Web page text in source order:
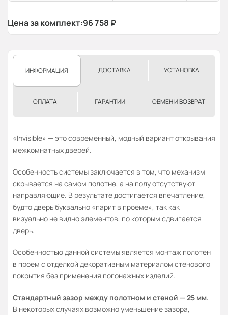
Цена за комплект:96 758 ₽
ИНФОРМАЦИЯ ДОСТАВКА УСТАНОВКА
ОПЛАТА ГАРАНТИИ ОБМЕН И ВОЗВРАТ
«Invisible» — это современный, модный вариант открывания
межкомнатных дверей.
Особенность системы заключается в том, что механизм
скрывается на самом полотне, а на полу отсутствуют
направляющие. В результате достигается впечатление,
будто дверь буквально «парит в проеме», так как
визуально не видно элементов, по которым сдвигается
дверь.
Особенностью данной системы является монтаж полотен
в проем с отделкой декоративным материалом стенового
покрытия без применения погонажных изделий.
Стандартный зазор между полотном и стеной — 25 мм.
В некоторых случаях возможно уменьшение зазора,